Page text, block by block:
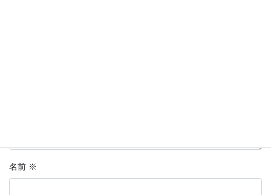
名前 ※